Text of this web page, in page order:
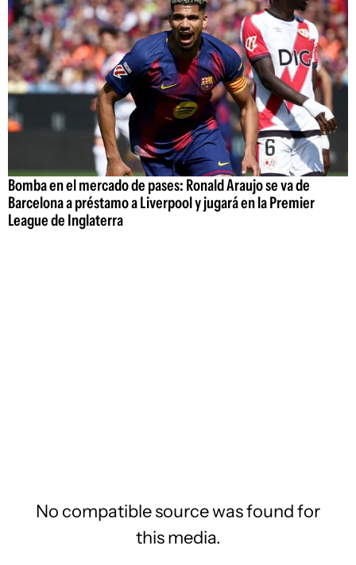
Bomba en el mercado de pases: Ronald Araujo se va de
Barcelona a préstamo a Liverpool y jugará en la Premier
League de Inglaterra
No compatible source was found for
this media.